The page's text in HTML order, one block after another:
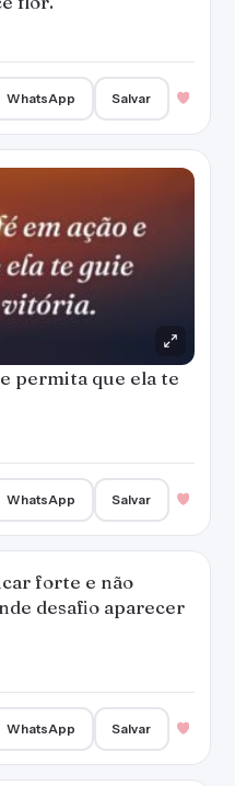
WhatsApp Salvar
permita que ela te
WhatsApp Salvar
forte e não
desafio aparecer
WhatsApp Salvar